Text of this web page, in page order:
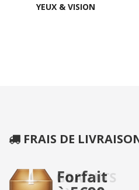
YEUX & VISION
FRAIS DE